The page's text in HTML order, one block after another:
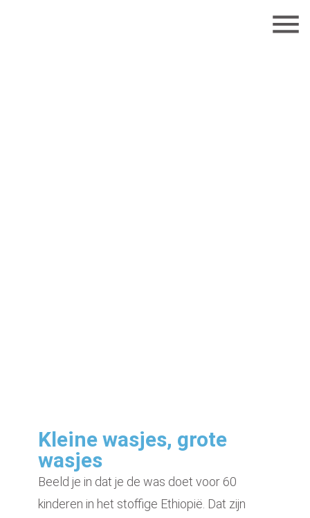
Kleine wasjes, grote
wasjes
Beeld je in dat je de was doet voor 60
kinderen in het stoffige Ethiopië. Dat zijn